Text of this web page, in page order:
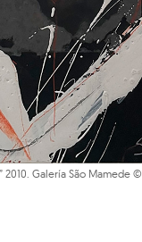
2010. Galería São Mamede ©